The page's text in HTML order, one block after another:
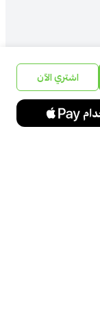
اشتري الآن